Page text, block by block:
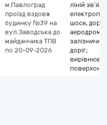
м.Павлоград
проїзд вздовж
будинку №39 на
вул.Заводська до
майданчика ТПВ
по 20-09-2026
ліній
шосе, доріг,
аеродромів
доріг;
поверхонь